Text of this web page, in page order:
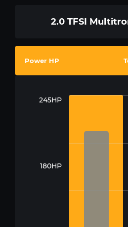
2.0 TFSI
Power HP
245HP
180HP